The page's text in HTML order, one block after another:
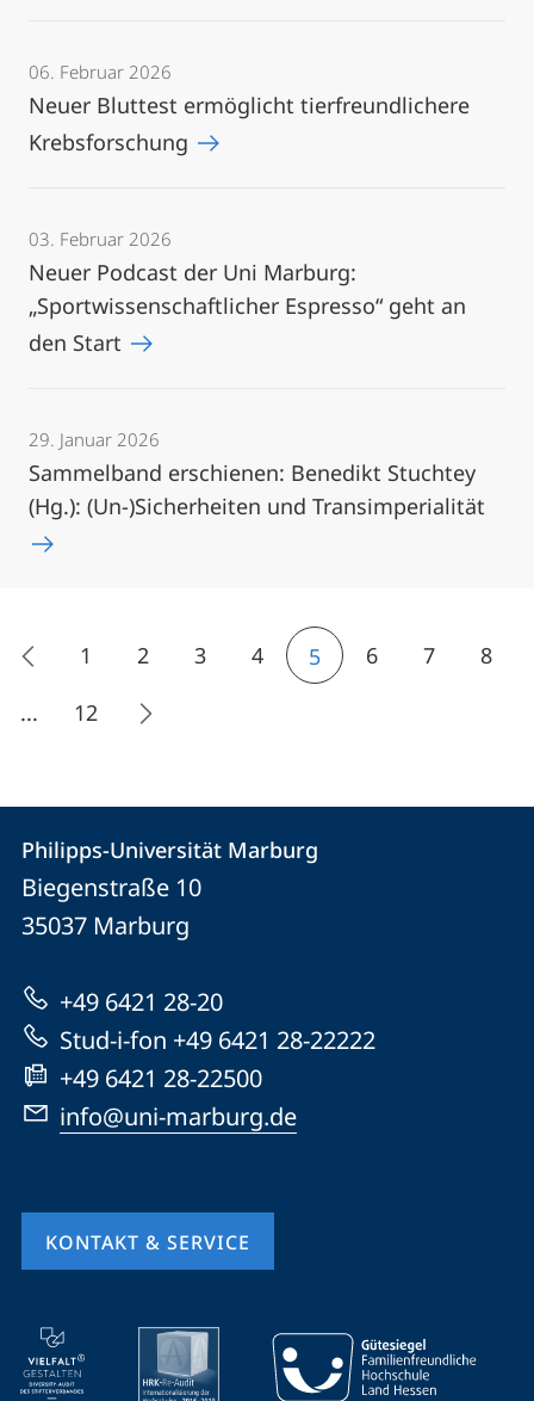
06. Februar 2026
Neuer Bluttest ermöglicht tierfreundlichere
Krebsforschung
03. Februar 2026
Neuer Podcast der Uni Marburg:
„Sportwissenschaftlicher Espresso“ geht an
den Start
29. Januar 2026
Sammelband erschienen: Benedikt Stuchtey
(Hg.): (Un-)Sicherheiten und Transimperialität
1 2 3 4 5 6 7
8
...
12
Kontakt
und
Informationen
zur
Website
Kontaktinformationen
Philipps-
Universität
Marburg
Philipps-Universität Marburg
Biegenstraße 10
35037 Marburg
+49 6421 28-20
Stud-i-fon +49 6421 28-22222
+49 6421 28-22500
info@uni-marburg.de
KONTAKT & SERVICE
Mobile-
Service-